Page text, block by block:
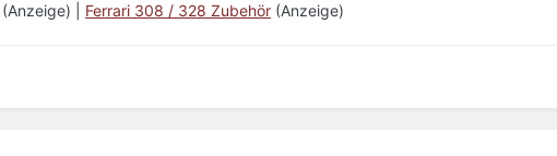
(Anzeige) | Ferrari 308 / 328 Zubehör (Anzeige)